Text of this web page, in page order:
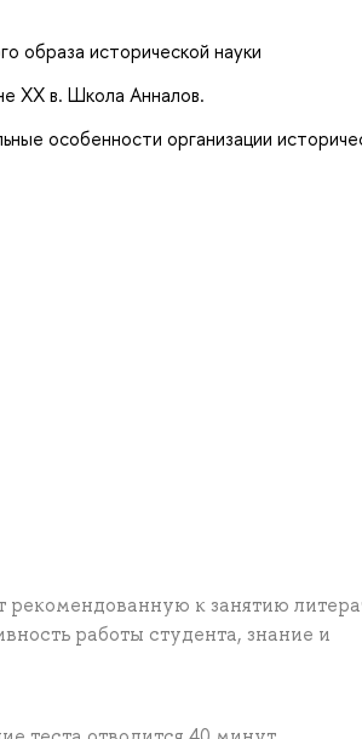
образа исторической науки
ХХ в. Школа Анналов.
особенности организации
к занятию
работы студента, знание и